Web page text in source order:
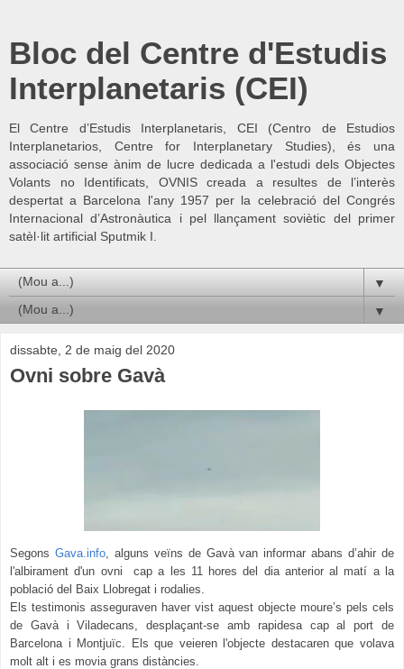
Bloc del Centre d'Estudis
Interplanetaris (CEI)
El Centre d’Estudis Interplanetaris, CEI (Centro de Estudios
Interplanetarios, Centre for Interplanetary Studies), és una
associació sense ànim de lucre dedicada a l'estudi dels Objectes
Volants no Identificats, OVNIS creada a resultes de l’interès
despertat a Barcelona l'any 1957 per la celebració del Congrés
Internacional d’Astronàutica i pel llançament soviètic del primer
satèl·lit artificial Sputmik I.
▼
▼
dissabte, 2 de maig del 2020
Ovni sobre Gavà
Segons Gava.info, alguns veïns de Gavà van informar abans d’ahir de
l'albirament d'un ovni cap a les 11 hores del dia anterior al matí a la
població del Baix Llobregat i rodalies.
Els testimonis asseguraven haver vist aquest objecte moure’s pels cels
de Gavà i Viladecans, desplaçant-se amb rapidesa cap al port de
Barcelona i Montjuïc. Els que veieren l'objecte destacaren que volava
molt alt i es movia grans distàncies.